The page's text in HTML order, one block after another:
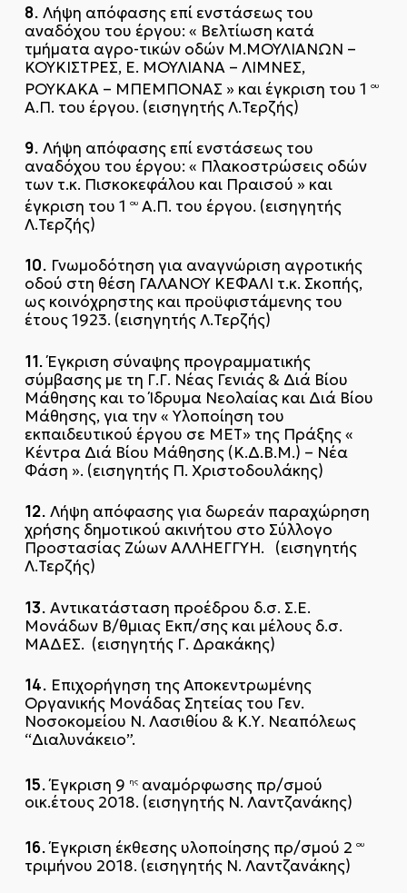
8. Λήψη απόφασης επί ενστάσεως του
αναδόχου του έργου: « Βελτίωση κατά
τμήματα αγρο-τικών οδών Μ.ΜΟΥΛΙΑΝΩΝ –
ΚΟΥΚΙΣΤΡΕΣ, Ε. ΜΟΥΛΙΑΝΑ – ΛΙΜΝΕΣ,
ΡΟΥΚΑΚΑ – ΜΠΕΜΠΟΝΑΣ » και έγκριση του 1 ου
Α.Π. του έργου. (εισηγητής Λ.Τερζής)
9. Λήψη απόφασης επί ενστάσεως του
αναδόχου του έργου: « Πλακοστρώσεις οδών
των τ.κ. Πισκοκεφάλου και Πραισού » και
έγκριση του 1 ουΑ.Π. του έργου. (εισηγητής
Λ.Τερζής)
10. Γνωμοδότηση για αναγνώριση αγροτικής
οδού στη θέση ΓΑΛΑΝΟΥ ΚΕΦΑΛΙ τ.κ. Σκοπής,
ως κοινόχρηστης και προϋφιστάμενης του
έτους 1923. (εισηγητής Λ.Τερζής)
11.Έγκριση σύναψης προγραμματικής
σύμβασης με τη Γ.Γ. Νέας Γενιάς & Διά Βίου
Μάθησης και το Ίδρυμα Νεολαίας και Διά Βίου
Μάθησης, για την « Υλοποίηση του
εκπαιδευτικού έργου σε ΜΕΤ» της Πράξης «
Κέντρα Διά Βίου Μάθησης (Κ.Δ.Β.Μ.) – Νέα
Φάση ». (εισηγητής Π. Χριστοδουλάκης)
12. Λήψη απόφασης για δωρεάν παραχώρηση
χρήσης δημοτικού ακινήτου στο Σύλλογο
Προστασίας Ζώων ΑΛΛΗΕΓΓΥΗ. (εισηγητής
Λ.Τερζής)
13. Αντικατάσταση προέδρου δ.σ. Σ.Ε.
Μονάδων Β/θμιας Εκπ/σης και μέλους δ.σ.
ΜΑΔΕΣ. (εισηγητής Γ. Δρακάκης)
14. Επιχορήγηση της Αποκεντρωμένης
Οργανικής Μονάδας Σητείας του Γεν.
Νοσοκομείου Ν. Λασιθίου & Κ.Υ. Νεαπόλεως
“Διαλυνάκειο”.
15.Έγκριση 9 ηςαναμόρφωσης πρ/σμού
οικ.έτους 2018. (εισηγητής Ν. Λαντζανάκης)
16.Έγκριση έκθεσης υλοποίησης πρ/σμού 2 ου
τριμήνου 2018. (εισηγητής Ν. Λαντζανάκης)